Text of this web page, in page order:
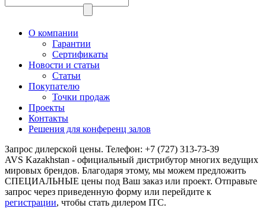
О компании
Гарантии
Сертификаты
Новости и статьи
Статьи
Покупателю
Точки продаж
Проекты
Контакты
Решения для конференц залов
Запрос дилерской цены. Телефон: +7 (727) 313-73-39
AVS Kazakhstan - официальный дистрибутор многих ведущих
мировых брендов. Благодаря этому, мы можем предложить
СПЕЦИАЛЬНЫЕ цены под Ваш заказ или проект. Отправьте
запрос через приведенную форму или перейдите к
регистрации, чтобы стать дилером ITC.